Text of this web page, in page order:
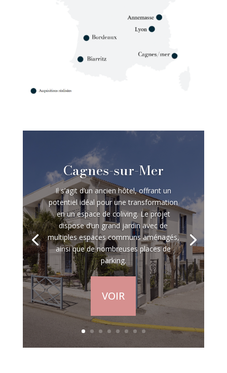
Cagnes-sur-Mer
Il s’agit d’un ancien hôtel, offrant un
potentiel idéal pour une transformation
en un espace de coliving. Le projet
dispose d’un grand jardin avec de
multiples espaces communs aménagés,
ainsi que de nombreuses places de
parking.
VOIR